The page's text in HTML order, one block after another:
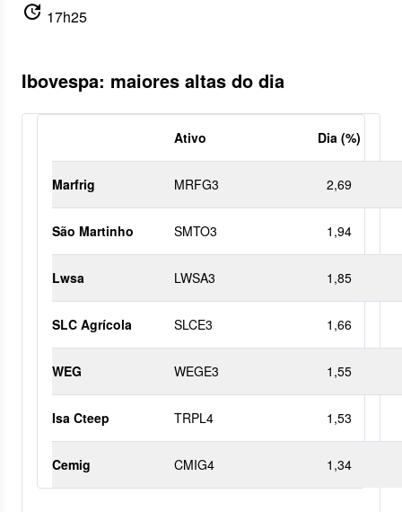
update 17h25
Ibovespa: maiores altas do dia
Ativo Dia (%)
Marfrig MRFG3 2,69
São Martinho SMTO3 1,94
Lwsa LWSA3 1,85
SLC Agrícola SLCE3 1,66
WEG WEGE3 1,55
Isa Cteep TRPL4 1,53
Cemig CMIG4 1,34